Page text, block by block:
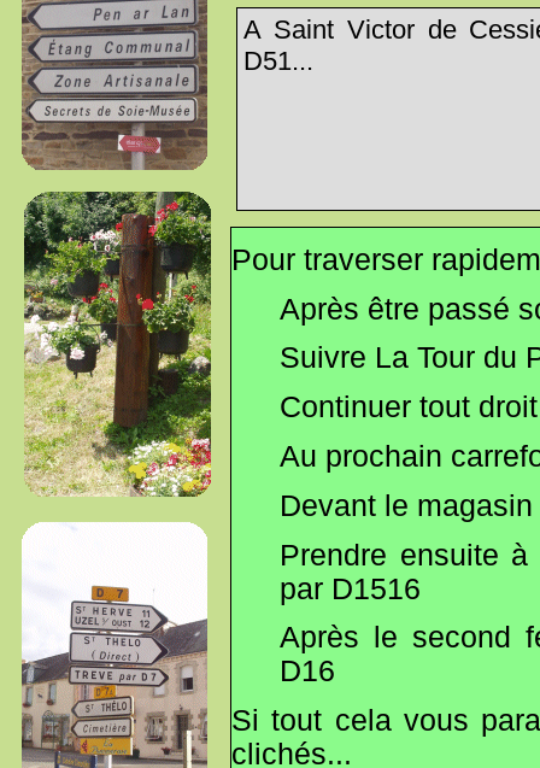
A Saint Victor de
D51...
Pour traverser
Après être passé
Suivre La Tour du
Continuer tout droit
Au prochain
Devant le
Prendre ensuite
par D1516
Après le second
D16
Si tout cela vous
clichés...